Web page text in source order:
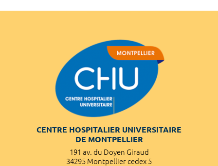
CENTRE HOSPITALIER UNIVERSITAIRE
DE MONTPELLIER
191 av. du Doyen Giraud
34295 Montpellier cedex 5